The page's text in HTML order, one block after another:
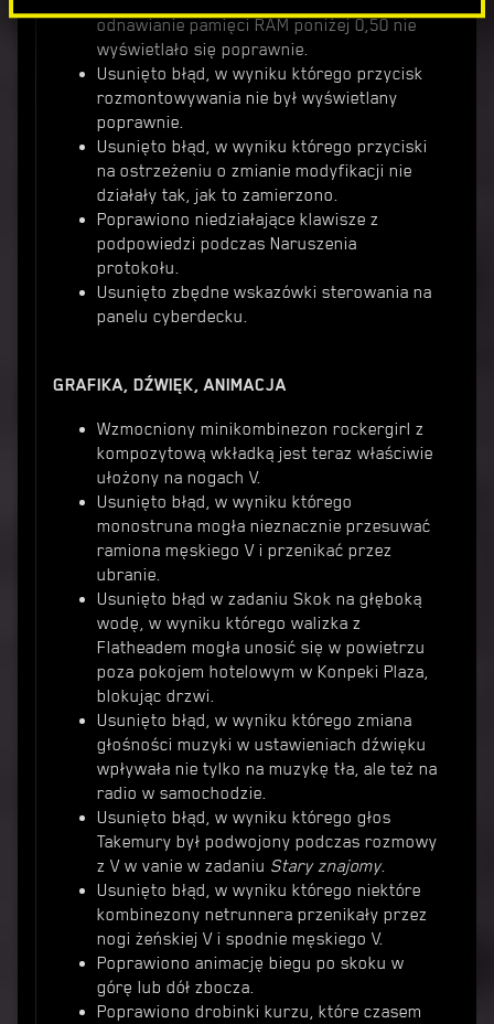
odnawianie pamięci RAM poniżej 0,50 nie
wyświetlało się poprawnie.
Usunięto błąd, w wyniku którego przycisk
rozmontowywania nie był wyświetlany
poprawnie.
Usunięto błąd, w wyniku którego przyciski
na ostrzeżeniu o zmianie modyfikacji nie
działały tak, jak to zamierzono.
Poprawiono niedziałające klawisze z
podpowiedzi podczas Naruszenia
protokołu.
Usunięto zbędne wskazówki sterowania na
panelu cyberdecku.
GRAFIKA, DŹWIĘK, ANIMACJA
Wzmocniony minikombinezon rockergirl z
kompozytową wkładką jest teraz właściwie
ułożony na nogach V.
Usunięto błąd, w wyniku którego
monostruna mogła nieznacznie przesuwać
ramiona męskiego V i przenikać przez
ubranie.
Usunięto błąd w zadaniu Skok na głęboką
wodę, w wyniku którego walizka z
Flatheadem mogła unosić się w powietrzu
poza pokojem hotelowym w Konpeki Plaza,
blokując drzwi.
Usunięto błąd, w wyniku którego zmiana
głośności muzyki w ustawieniach dźwięku
wpływała nie tylko na muzykę tła, ale też na
radio w samochodzie.
Usunięto błąd, w wyniku którego głos
Takemury był podwojony podczas rozmowy
z V w vanie w zadaniu Stary znajomy.
Usunięto błąd, w wyniku którego niektóre
kombinezony netrunnera przenikały przez
nogi żeńskiej V i spodnie męskiego V.
Poprawiono animację biegu po skoku w
górę lub dół zbocza.
Poprawiono drobinki kurzu, które czasem